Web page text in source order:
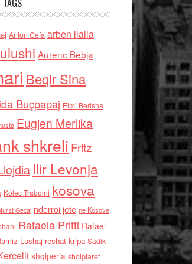
TAGS
Anton Cefa arben llalla
Aurenc Bebja
Beqir Sina
Buçpapaj Elmi Berisha
Eugjen Merlika
shkreli Fritz
Ilir Levonja
Kolec Traboini kosova
Gecaj nderroi jete ne Kosove
Rafaela Prifti Rafael
Lushaj reshat kripa Sadik
shqiperia shqiptaret